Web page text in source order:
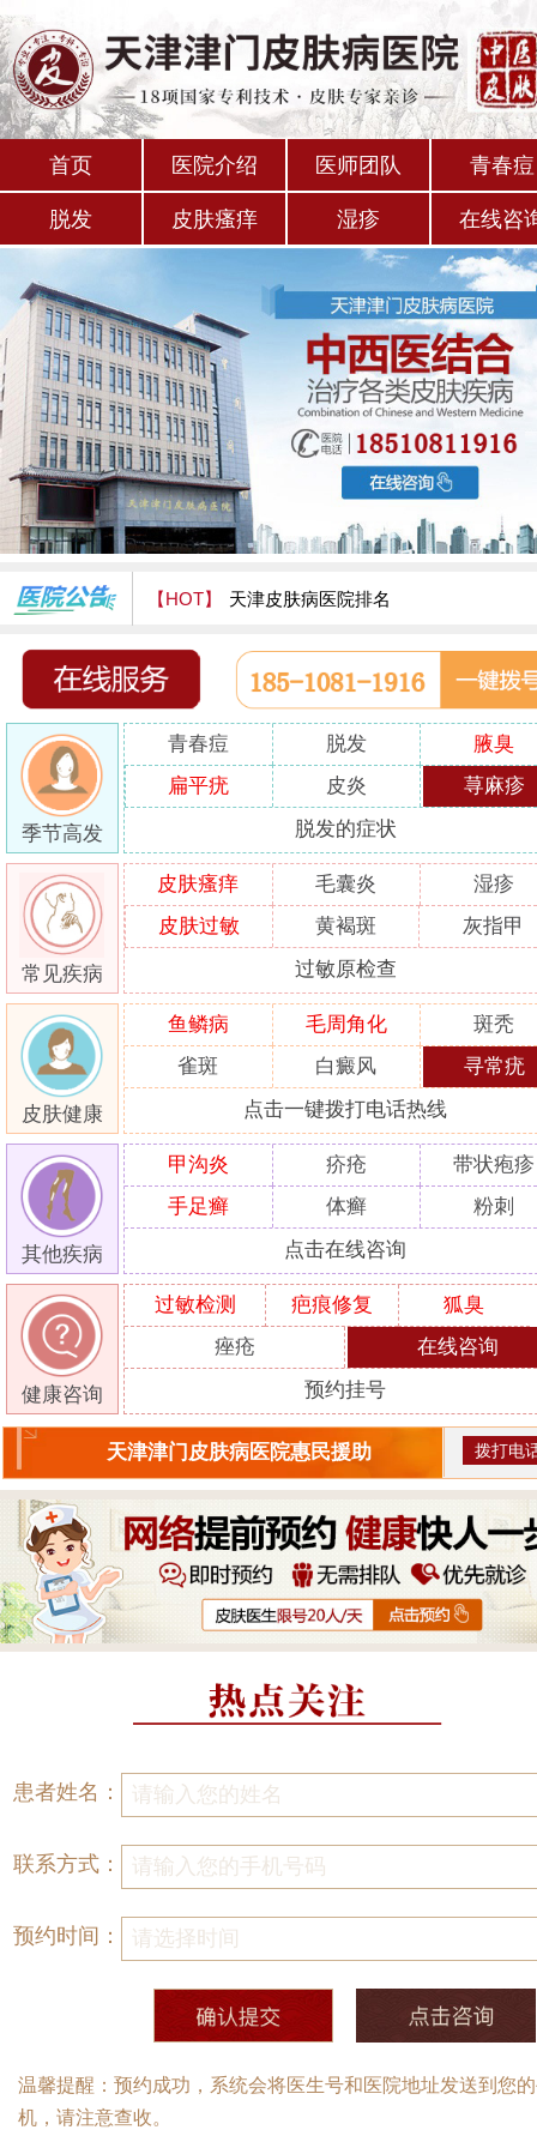
首页 医院介绍 医师团队 青春痘
脱发 皮肤瘙痒 湿疹 在线咨
【HOT】 天津皮肤病医院排名
天津津门皮肤病医院怎么样
季节高发
青春痘 脱发
腋臭
扁平疣
皮炎 荨麻疹
脱发的症状
常见疾病
皮肤瘙痒 毛囊炎
湿疹
皮肤过敏
黄褐斑 灰指甲
过敏原检查
皮肤健康
鱼鳞病 毛周角化
斑秃
雀斑
白癜风 寻常疣
点击一键拨打电话热线
其他疾病
甲沟炎 疥疮
带状疱疹
手足癣
体癣 粉刺
点击在线咨询
健康咨询
过敏检测 疤痕修复
狐臭
痤疮
在线咨询
预约挂号
天津津门皮肤病医院惠民援助 拨打电
患者姓名：
联系方式：
预约时间：
温馨提醒：预约成功，系统会将医生号和医院地址发送到您
机，请注意查收。